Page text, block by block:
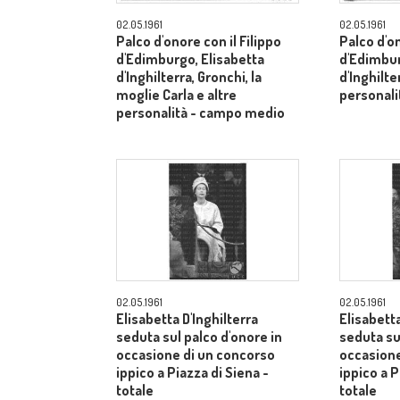
02.05.1961
Palco d'onore con il Filippo
d'Edimburgo, Elisabetta
d'Inghilterra, Gronchi, la
moglie Carla e altre
personalità - campo medio
02.05.1961
Palco
02.05.1961
Elisabetta D'Inghilterra
seduta sul palco d'onore in
occasione di un concorso
ippico a Piazza di Siena -
totale
02.05.1961
seduta
ippico a
totale